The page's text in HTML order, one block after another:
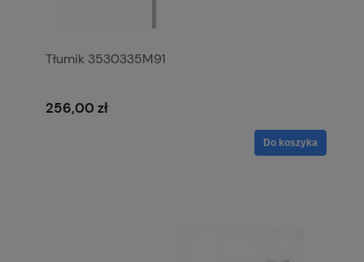
Tłumik 3530335M91
256,00 zł
Do koszyka